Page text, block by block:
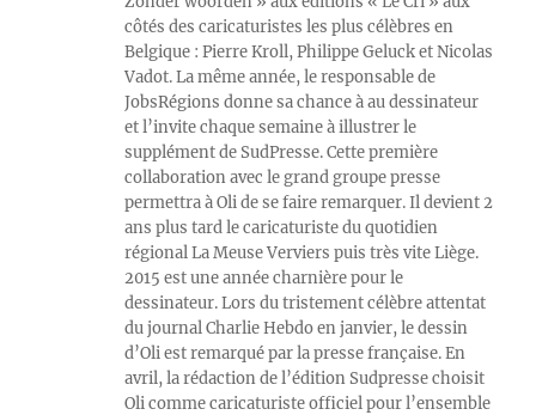
côtés des caricaturistes les plus célèbres en
Belgique : Pierre Kroll, Philippe Geluck et Nicolas
Vadot. La même année, le responsable de
JobsRégions donne sa chance à au dessinateur
et l’invite chaque semaine à illustrer le
supplément de SudPresse. Cette première
collaboration avec le grand groupe presse
permettra à Oli de se faire remarquer. Il devient 2
ans plus tard le caricaturiste du quotidien
régional La Meuse Verviers puis très vite Liège.
2015 est une année charnière pour le
dessinateur. Lors du tristement célèbre attentat
du journal Charlie Hebdo en janvier, le dessin
d’Oli est remarqué par la presse française. En
avril, la rédaction de l’édition Sudpresse choisit
Oli comme caricaturiste officiel pour l’ensemble